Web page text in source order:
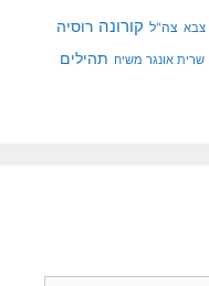
צבא צה"ל קורונה רוסיה
שרית אונגר משיח תהילים